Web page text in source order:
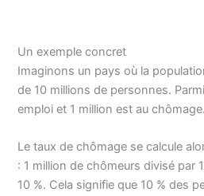
Un exemple concret
Imaginons un pays où la
de 10 millions de personnes.
emploi et 1 million est au chômage.
Le taux de chômage se calcule
: 1 million de chômeurs divisé par
10 %. Cela signifie que 10 % des